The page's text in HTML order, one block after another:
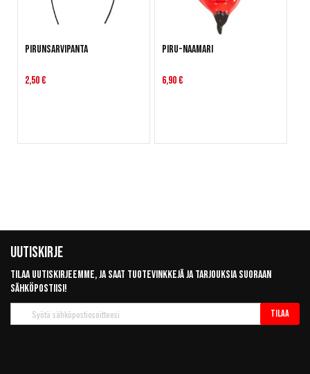
Pirunsarvipanta
2,50 €
Piru-naamari
6,90 €
Uutiskirje
Tilaa uutiskirjeemme, ja saat tuotevinkkejä ja tarjouksia suoraan
sähköpostiisi!
uutiskirje
Tilaa